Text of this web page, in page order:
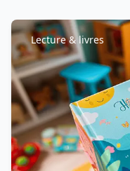
Lecture & livres